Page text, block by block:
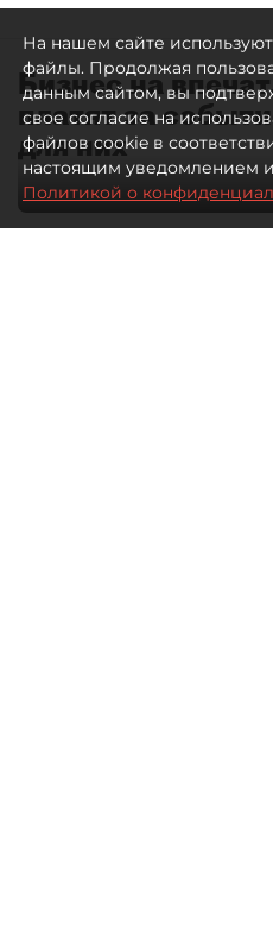
Бизнес на
платят за
для них
На нашем сайте
файлы. Продолжая
данным сайтом, вы
свое согласие на
файлов cookie в
настоящим уведомлением и
Политикой о